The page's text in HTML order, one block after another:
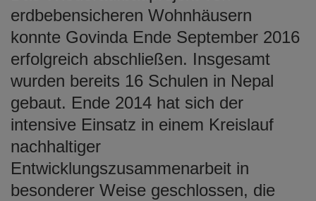
erdbebensicheren Wohnhäusern
konnte Govinda Ende September 2016
erfolgreich abschließen. Insgesamt
wurden bereits 16 Schulen in Nepal
gebaut. Ende 2014 hat sich der
intensive Einsatz in einem Kreislauf
nachhaltiger
Entwicklungszusammenarbeit in
besonderer Weise geschlossen, die